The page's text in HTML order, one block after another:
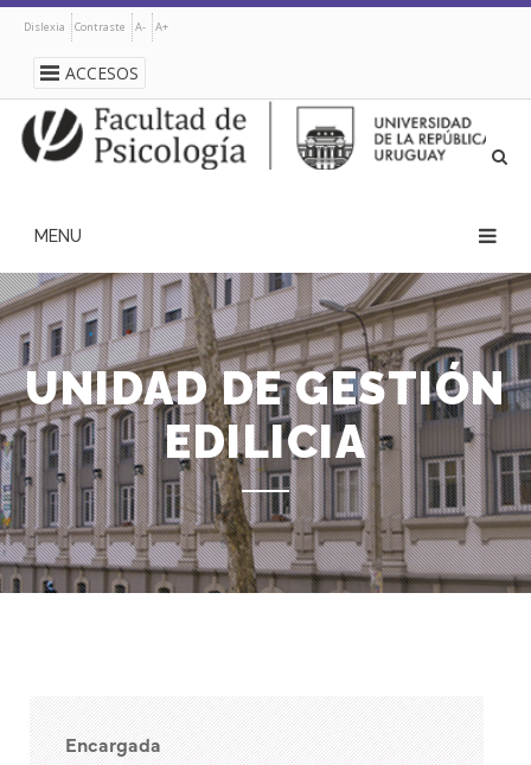
Pasar
principal
Dislexia Contraste A- A+
ACCESOS
navegación
principal
UNIDAD DE GESTIÓN
EDILICIA
Encargada